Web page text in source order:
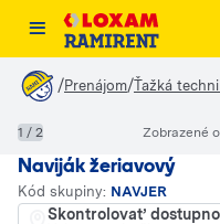
/Prenájom/Ťažká
Naviják žeriavový
Kód skupiny: NAVJER
Skontrolovať
1 / 2 Zobrazené